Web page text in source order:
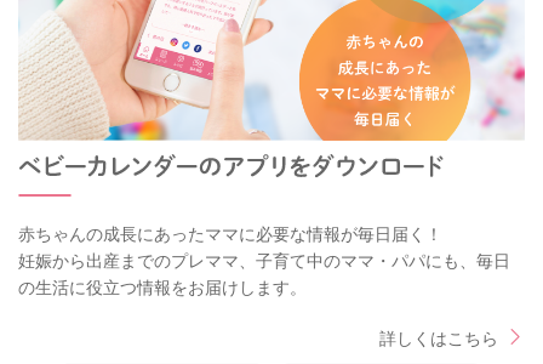
赤ちゃんの成長にあったママに必要な情報が毎日届く！
妊娠から出産までのプレママ、子育て中のママ・パパにも、毎日
の生活に役立つ情報をお届けします。
詳しくはこちら